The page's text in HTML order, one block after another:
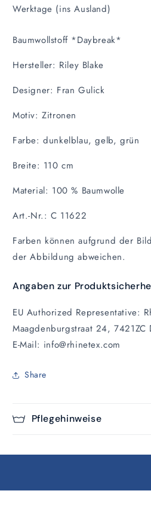
Werktage (ins Ausland)
Baumwollstoff *Daybreak*
Hersteller: Riley Blake
Designer: Fran Gulick
Motiv: Zitronen
Farbe: dunkelblau, gelb, grün
Breite: 110 cm
Material: 100 % Baumwolle
Art.-Nr.: C 11622
Farben können aufgrund der
der Abbildung abweichen.
Angaben zur
EU Authorized Representative:
Maagdenburgstraat 24,
E-Mail: info@rhinetex.com
Share
Pflegehinweise